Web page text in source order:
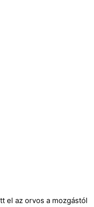
el az orvos a mozgástól